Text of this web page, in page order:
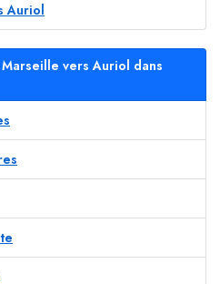
Auriol
vers Auriol dans